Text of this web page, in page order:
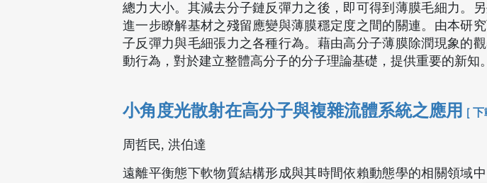
總力大小。其減去分子鏈反彈力之後，即可得到薄膜毛細力。
進一步瞭解基材之殘留應變與薄膜穩定度之間的關連。由本研
子反彈力與毛細張力之各種行為。藉由高分子薄膜除潤現象的
動行為，對於建立整體高分子的分子理論基礎，提供重要的新知。
小角度光散射在高分子與複雜流體系統之應用 [
周哲民, 洪伯達
遠離平衡態下軟物質結構形成與其時間依賴動態學的相關領域